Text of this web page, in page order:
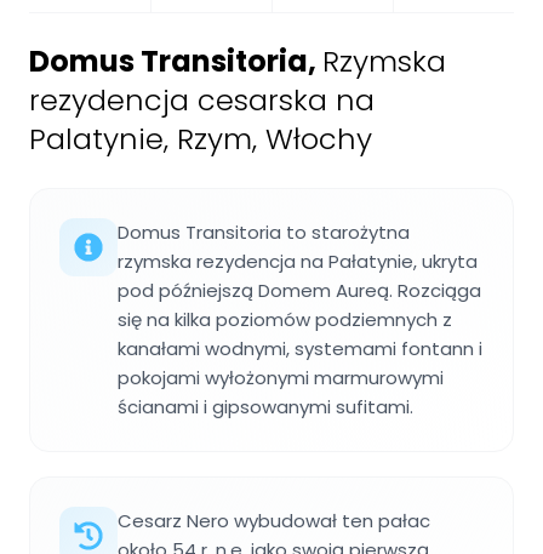
Domus Transitoria, Rzymska
rezydencja cesarska na
Palatynie, Rzym, Włochy
Domus Transitoria to starożytna
rzymska rezydencja na Pałatynie, ukryta
pod późniejszą Domem Aureą. Rozciąga
się na kilka poziomów podziemnych z
kanałami wodnymi, systemami fontann i
pokojami wyłożonymi marmurowymi
ścianami i gipsowanymi sufitami.
Cesarz Nero wybudował ten pałac